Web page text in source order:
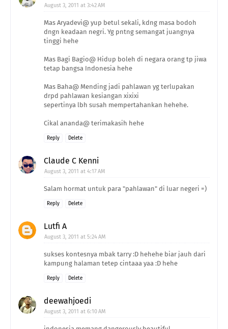
August 3, 2011 at 3:42 AM
Mas Aryadevi@ yup betul sekali, kdng masa bodoh
dngn keadaan negri. Yg pntng semangat juangnya
tinggi hehe
Mas Bagi Bagio@ Hidup boleh di negara orang tp jiwa
tetap bangsa Indonesia hehe
Mas Baha@ Mending jadi pahlawan yg terlupakan
drpd pahlawan kesiangan xixixi
sepertinya lbh susah mempertahankan hehehe.
Cikal ananda@ terimakasih hehe
Reply Delete
Claude C Kenni
August 3, 2011 at 4:17 AM
Salam hormat untuk para "pahlawan" di luar negeri =)
Reply Delete
Lutfi A
August 3, 2011 at 5:24 AM
sukses kontesnya mbak tarry :D hehehe biar jauh dari
kampung halaman tetep cintaaa yaa :D hehe
Reply Delete
deewahjoedi
August 3, 2011 at 6:10 AM